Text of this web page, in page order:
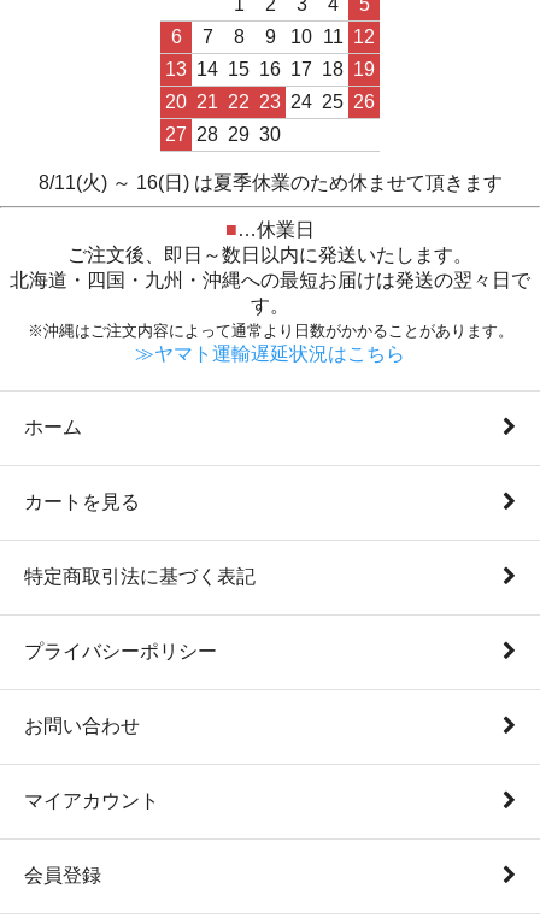
1
2 3 4
5
6
7 8 9 10 11 12
13 14 15 16 17 18 19
20 21 22 23 24 25 26
27 28 29 30
8/11(火) ～ 16(日) は夏季休業のため休ませて頂きます
■…休業日
ご注文後、即日～数日以内に発送いたします。
北海道・四国・九州・沖縄への最短お届けは発送の翌々日で
す。
※沖縄はご注文内容によって通常より日数がかかることがあります。
≫ヤマト運輸遅延状況はこちら
ホーム
カートを見る
特定商取引法に基づく表記
プライバシーポリシー
お問い合わせ
マイアカウント
会員登録